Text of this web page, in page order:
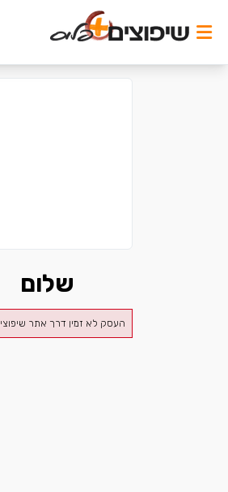
שלום
העסק לא זמין דרך אתר